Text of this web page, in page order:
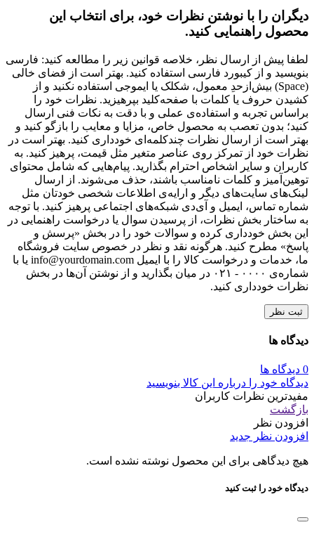
دیگران را با نوشتن نظرات خود، برای انتخاب این
محصول راهنمایی کنید.
لطفا پیش از ارسال نظر، خلاصه قوانین زیر را مطالعه کنید: فارسی
بنویسید و از کیبورد فارسی استفاده کنید. بهتر است از فضای خالی
(Space) بیش‌از‌حدِ معمول، شکلک یا ایموجی استفاده نکنید و از
کشیدن حروف یا کلمات با صفحه‌کلید بپرهیزید. نظرات خود را
براساس تجربه و استفاده‌ی عملی و با دقت به نکات فنی ارسال
کنید؛ بدون تعصب به محصول خاص، مزایا و معایب را بازگو کنید و
بهتر است از ارسال نظرات چندکلمه‌‌ای خودداری کنید. بهتر است در
نظرات خود از تمرکز روی عناصر متغیر مثل قیمت، پرهیز کنید. به
کاربران و سایر اشخاص احترام بگذارید. پیام‌هایی که شامل محتوای
توهین‌آمیز و کلمات نامناسب باشند، حذف می‌شوند. از ارسال
لینک‌های سایت‌های دیگر و ارایه‌ی اطلاعات شخصی خودتان مثل
شماره تماس، ایمیل و آی‌دی شبکه‌های اجتماعی پرهیز کنید. با توجه
به ساختار بخش نظرات، از پرسیدن سوال یا درخواست راهنمایی در
این بخش خودداری کرده و سوالات خود را در بخش «پرسش و
پاسخ» مطرح کنید. هرگونه نقد و نظر در خصوص سایت فروشگاه
ما، خدمات و درخواست کالا را با ایمیل info@yourdomain.com یا با
شماره‌ی ۰۰۰۰ - ۰۲۱ در میان بگذارید و از نوشتن آن‌ها در بخش
نظرات خودداری کنید.
ثبت نظر
دیدگاه ها
0 دیدگاه ها
دیدگاه خود را درباره این کالا بنویسید
مفیدترین نظرات کاربران
بازگشت
افزودن نظر
افزودن نظر جدید
هیچ دیدگاهی برای این محصول نوشته نشده است.
دیدگاه خود را ثبت کنید